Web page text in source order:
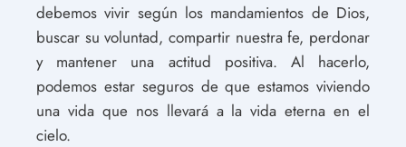
debemos vivir según los mandamientos de Dios,
buscar su voluntad, compartir nuestra fe, perdonar
y mantener una actitud positiva. Al hacerlo,
podemos estar seguros de que estamos viviendo
una vida que nos llevará a la vida eterna en el
cielo.